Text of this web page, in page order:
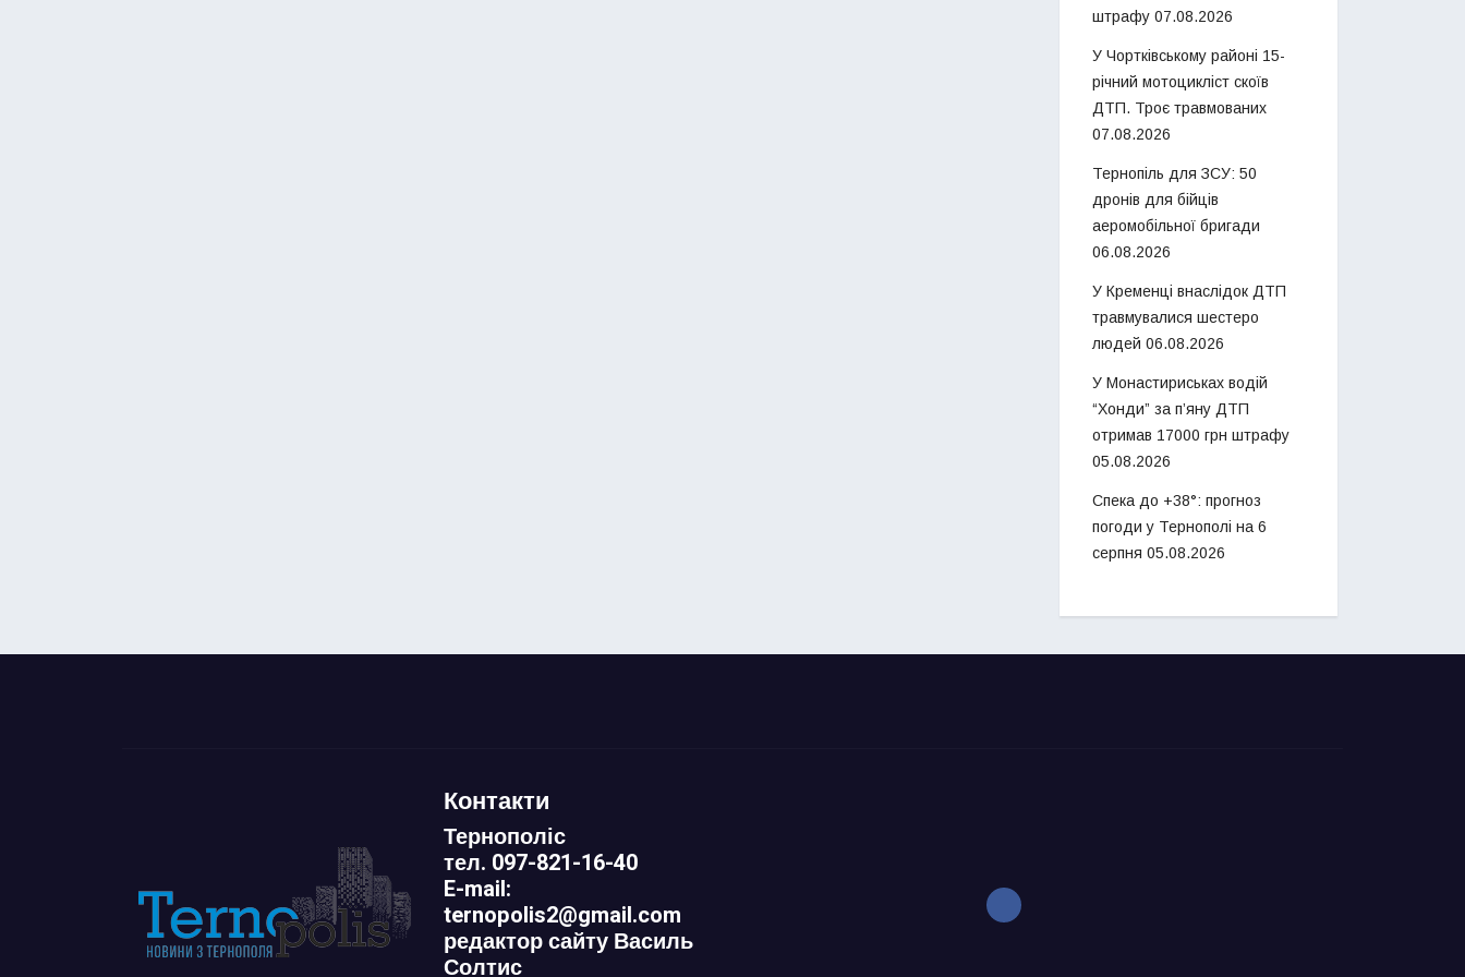
штрафу 07.08.2026
У Чортківському районі 15-
річний мотоцикліст скоїв
ДТП. Троє травмованих
07.08.2026
Тернопіль для ЗСУ: 50
дронів для бійців
аеромобільної бригади
06.08.2026
У Кременці внаслідок ДТП
травмувалися шестеро
людей 06.08.2026
У Монастириськах водій
“Хонди” за п’яну ДТП
отримав 17000 грн штрафу
05.08.2026
Спека до +38°: прогноз
погоди у Тернополі на 6
серпня 05.08.2026
Контакти
Тернополіс
тел. 097-821-16-40
E-mail:
ternopolis2@gmail.com
редактор сайту Василь
Солтис